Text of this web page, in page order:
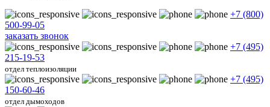
+7 (800)
500-99-05
заказать звонок
+7 (495)
215-19-53
отдел теплоизоляции
+7 (495)
150-60-46
отдел дымоходов